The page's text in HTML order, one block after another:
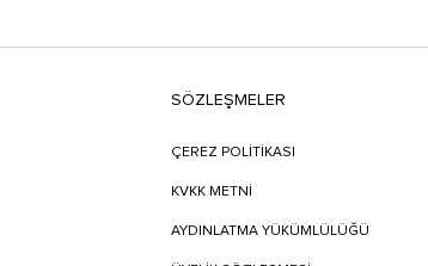
SÖZLEŞMELER
ÇEREZ POLİTİKASI
KVKK METNİ
AYDINLATMA YÜKÜMLÜLÜĞÜ